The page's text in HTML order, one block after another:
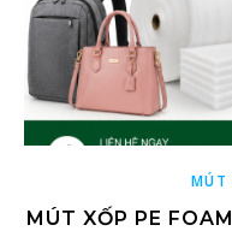
MÚT
MÚT XỐP PE